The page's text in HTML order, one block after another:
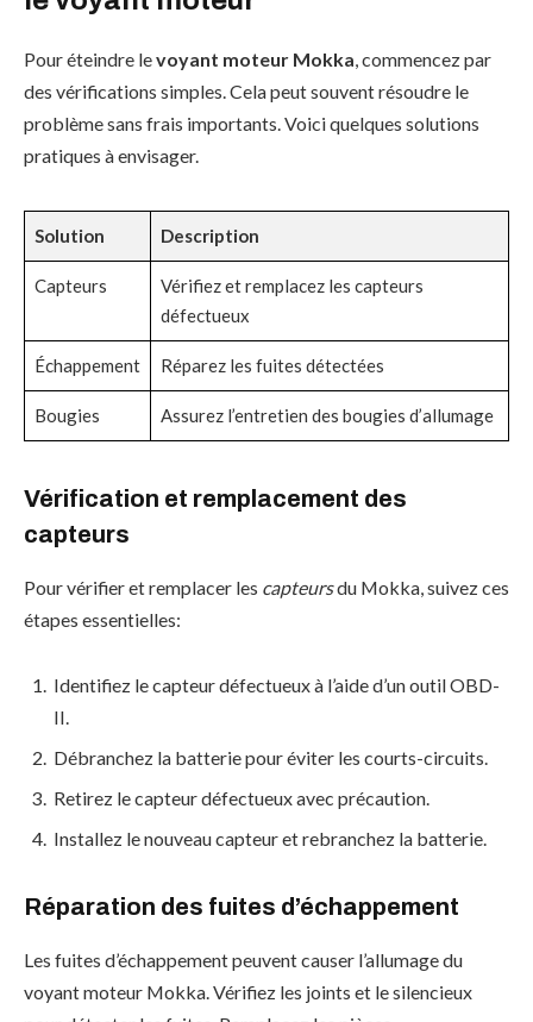
Pour éteindre levoyant moteur Mokka, commencez par
des vérifications simples. Cela peut souvent résoudre le
problème sans frais importants. Voici quelques solutions
pratiques à envisager.
Solution Description
Capteurs
Vérifiez et remplacez les capteurs
défectueux
Échappement Réparez les fuites détectées
Bougies Assurez l’entretien des bougies d’allumage
Vérification et remplacement des
capteurs
Pour vérifier et remplacer les capteursdu Mokka, suivez ces
étapes essentielles:
Identifiez le capteur défectueux à l’aide d’un outil OBD-
II.
Débranchez la batterie pour éviter les courts-circuits.
Retirez le capteur défectueux avec précaution.
Installez le nouveau capteur et rebranchez la batterie.
Réparation des fuites d’échappement
Les fuites d’échappement peuvent causer l’allumage du
voyant moteur Mokka. Vérifiez les joints et le silencieux